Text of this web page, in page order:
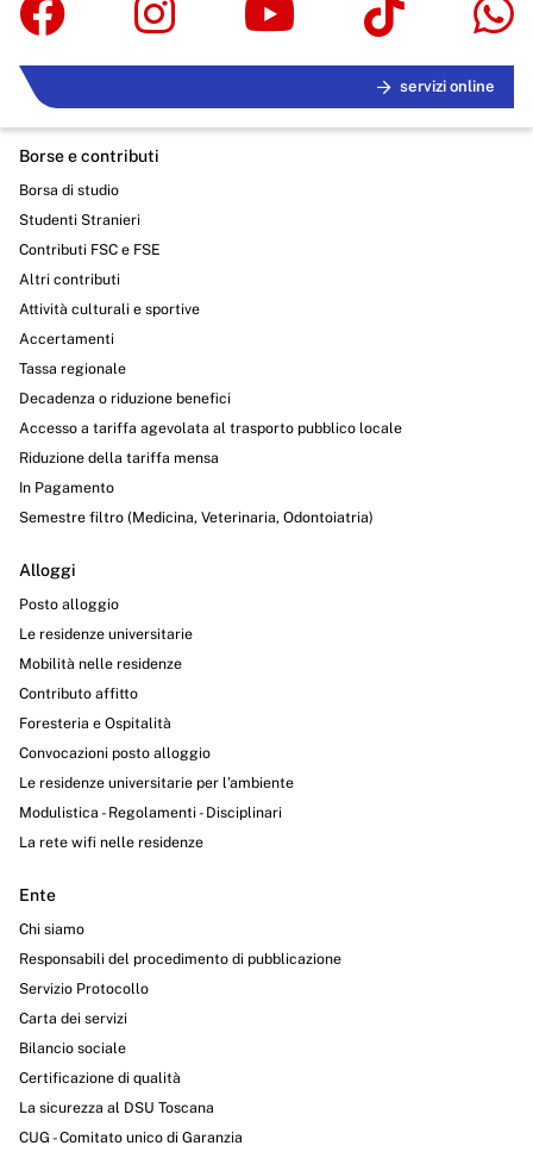
servizi online
Borse e contributi
Borsa di studio
Studenti Stranieri
Contributi FSC e FSE
Altri contributi
Attività culturali e sportive
Accertamenti
Tassa regionale
Decadenza o riduzione benefici
Accesso a tariffa agevolata al trasporto pubblico locale
Riduzione della tariffa mensa
In Pagamento
Semestre filtro (Medicina, Veterinaria, Odontoiatria)
Alloggi
Posto alloggio
Le residenze universitarie
Mobilità nelle residenze
Contributo affitto
Foresteria e Ospitalità
Convocazioni posto alloggio
Le residenze universitarie per l’ambiente
Modulistica - Regolamenti - Disciplinari
La rete wifi nelle residenze
Ente
Chi siamo
Responsabili del procedimento di pubblicazione
Servizio Protocollo
Carta dei servizi
Bilancio sociale
Certificazione di qualità
La sicurezza al DSU Toscana
CUG - Comitato unico di Garanzia